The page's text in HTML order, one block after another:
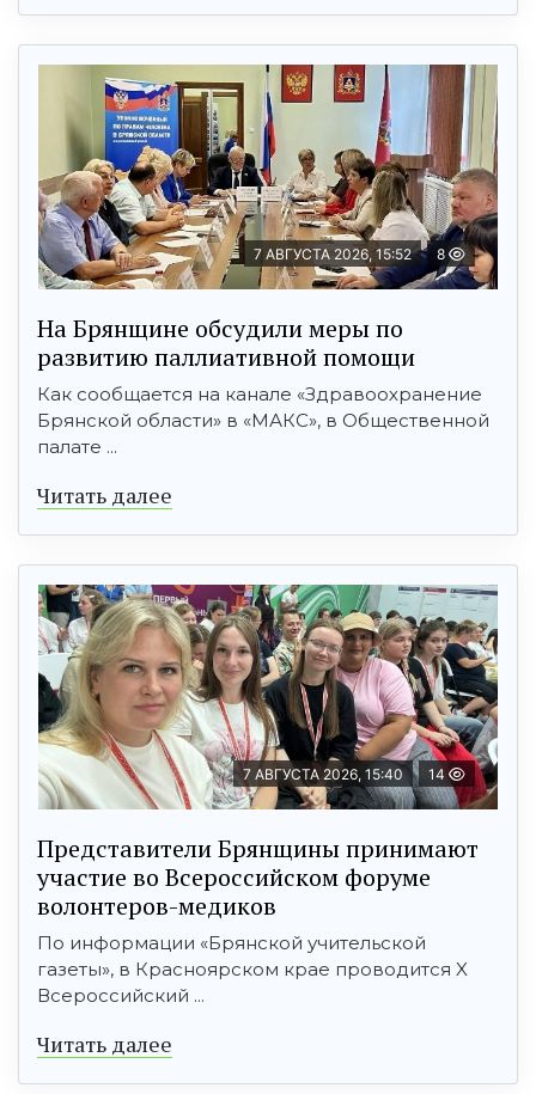
7 АВГУСТА 2026, 15:52 8
На Брянщине обсудили меры по
развитию паллиативной помощи
Как сообщается на канале «Здравоохранение
Брянской области» в «МАКС», в Общественной
палате ...
Читать далее
7 АВГУСТА 2026, 15:40 14
Представители Брянщины принимают
участие во Всероссийском форуме
волонтеров-медиков
По информации «Брянской учительской
газеты», в Красноярском крае проводится X
Всероссийский ...
Читать далее